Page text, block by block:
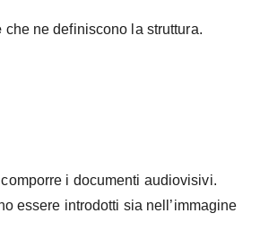
che ne definiscono la struttura.
i documenti audiovisivi.
essere introdotti sia nell’immagine